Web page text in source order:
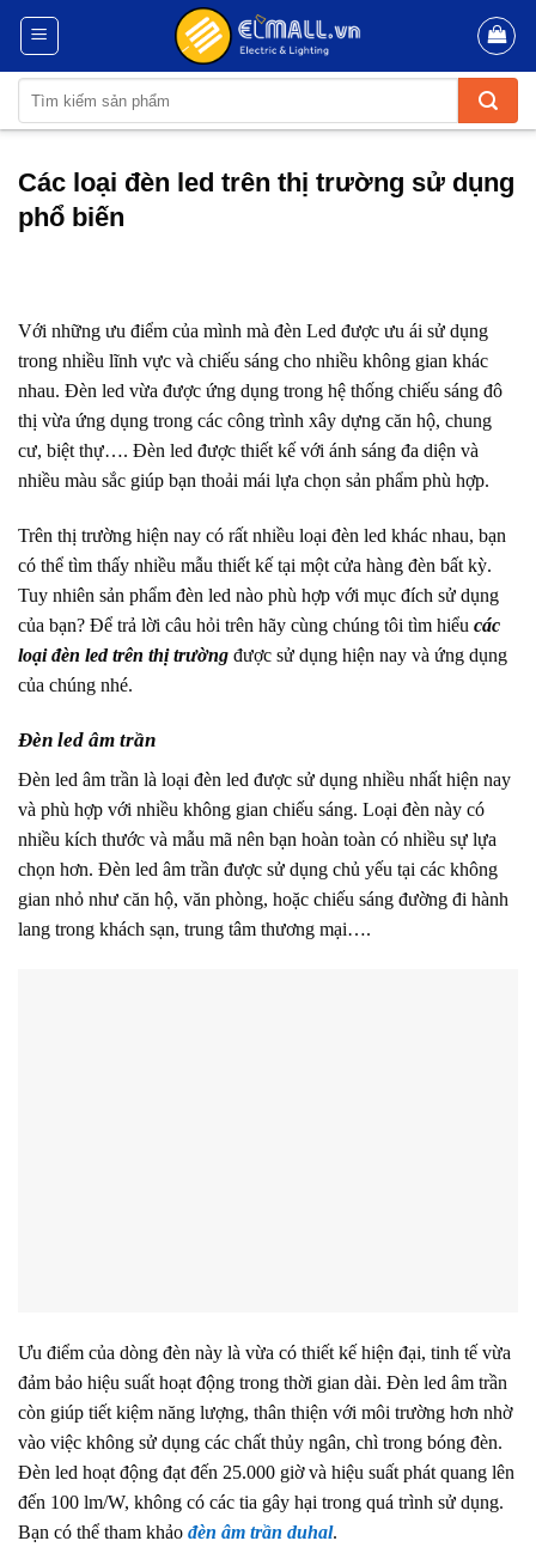
Skip
content
kiếm:
Các loại đèn led trên thị trường sử dụng
phổ biến
Với những ưu điểm của mình mà đèn Led được ưu ái sử dụng
trong nhiều lĩnh vực và chiếu sáng cho nhiều không gian khác
nhau. Đèn led vừa được ứng dụng trong hệ thống chiếu sáng đô
thị vừa ứng dụng trong các công trình xây dựng căn hộ, chung
cư, biệt thự…. Đèn led được thiết kế với ánh sáng đa diện và
nhiều màu sắc giúp bạn thoải mái lựa chọn sản phẩm phù hợp.
Trên thị trường hiện nay có rất nhiều loại đèn led khác nhau, bạn
có thể tìm thấy nhiều mẫu thiết kế tại một cửa hàng đèn bất kỳ.
Tuy nhiên sản phẩm đèn led nào phù hợp với mục đích sử dụng
của bạn? Để trả lời câu hỏi trên hãy cùng chúng tôi tìm hiểu các
loại đèn led trên thị trường được sử dụng hiện nay và ứng dụng
của chúng nhé.
Đèn led âm trần
Đèn led âm trần là loại đèn led được sử dụng nhiều nhất hiện nay
và phù hợp với nhiều không gian chiếu sáng. Loại đèn này có
nhiều kích thước và mẫu mã nên bạn hoàn toàn có nhiều sự lựa
chọn hơn. Đèn led âm trần được sử dụng chủ yếu tại các không
gian nhỏ như căn hộ, văn phòng, hoặc chiếu sáng đường đi hành
lang trong khách sạn, trung tâm thương mại….
Ưu điểm của dòng đèn này là vừa có thiết kế hiện đại, tinh tế vừa
đảm bảo hiệu suất hoạt động trong thời gian dài. Đèn led âm trần
còn giúp tiết kiệm năng lượng, thân thiện với môi trường hơn nhờ
vào việc không sử dụng các chất thủy ngân, chì trong bóng đèn.
Đèn led hoạt động đạt đến 25.000 giờ và hiệu suất phát quang lên
đến 100 lm/W, không có các tia gây hại trong quá trình sử dụng.
Bạn có thể tham khảo đèn âm trần duhal.